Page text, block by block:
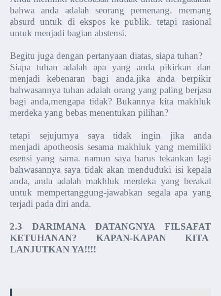
bahwa anda adalah seorang pemenang. memang
absurd untuk di ekspos ke publik. tetapi rasional
untuk menjadi bagian abstensi.
Begitu juga dengan pertanyaan diatas, siapa tuhan?
Siapa tuhan adalah apa yang anda pikirkan dan
menjadi kebenaran bagi anda.jika anda berpikir
bahwasannya tuhan adalah orang yang paling berjasa
bagi anda,mengapa tidak? Bukannya kita makhluk
merdeka yang bebas menentukan pilihan?
tetapi sejujurnya saya tidak ingin jika anda
menjadi apotheosis sesama makhluk yang memiliki
esensi yang sama. namun saya harus tekankan lagi
bahwasannya saya tidak akan menduduki isi kepala
anda, anda adalah makhluk merdeka yang berakal
untuk mempertanggung-jawabkan segala apa yang
terjadi pada diri anda.
2.3 DARIMANA DATANGNYA FILSAFAT
KETUHANAN? KAPAN-KAPAN KITA
LANJUTKAN YA!!!!